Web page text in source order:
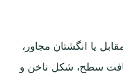
یا انگشتان مجاور،
سطح، شکل ناخن و